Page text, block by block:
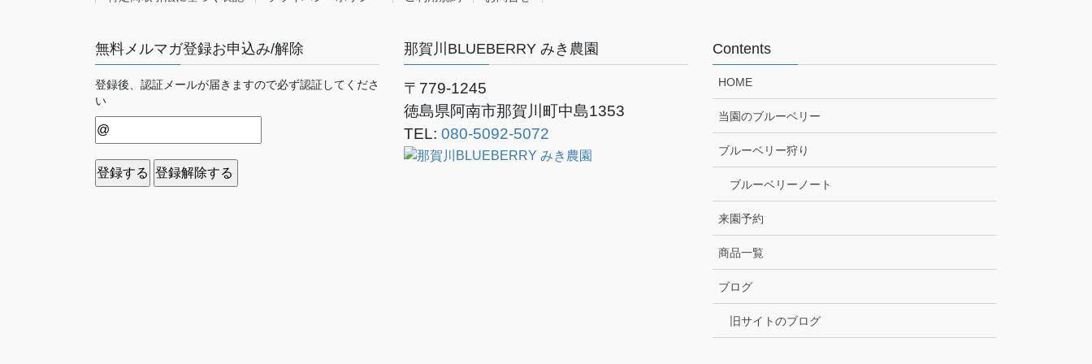
無料メルマガ登録お申込み/解除
登録後、認証メールが届きますので必ず認証してくださ
い
那賀川BLUEBERRY みき農園
〒779-1245
徳島県阿南市那賀川町中島1353
TEL: 080-5092-5072
Contents
HOME
当園のブルーベリー
ブルーベリー狩り
ブルーベリーノート
来園予約
商品一覧
ブログ
旧サイトのブログ